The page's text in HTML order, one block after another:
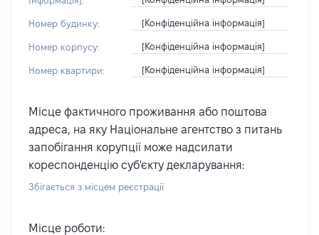
Номер будинку: [Конфіденційна інформація]
Номер корпусу: [Конфіденційна інформація]
Номер квартири: [Конфіденційна інформація]
Місце фактичного проживання або поштова
адреса, на яку Національне агентство з питань
запобігання корупції може надсилати
кореспонденцію суб'єкту декларування:
Збігається з місцем реєстрації
Місце роботи: